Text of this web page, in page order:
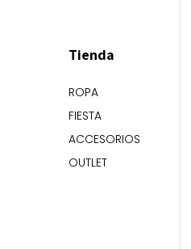
Tienda
ROPA
FIESTA
ACCESORIOS
OUTLET